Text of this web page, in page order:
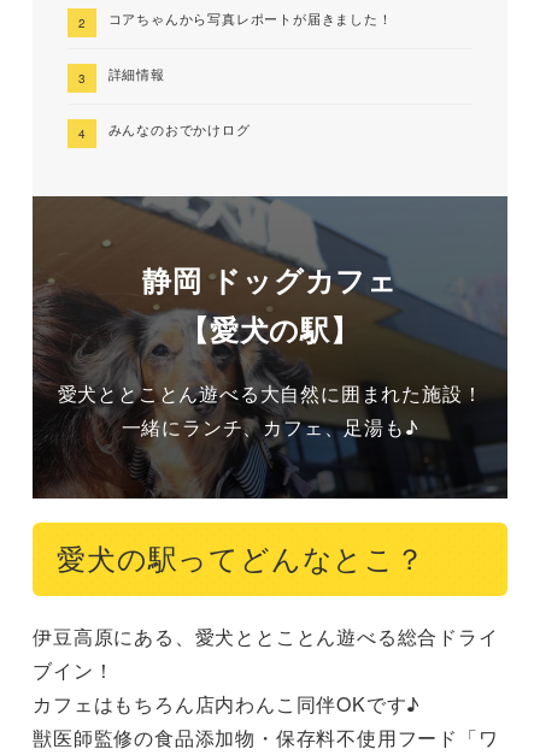
コアちゃんから写真レポートが届きました！
詳細情報
みんなのおでかけログ
静岡 ドッグカフェ
【愛犬の駅】
愛犬ととことん遊べる大自然に囲まれた施設！
一緒にランチ、カフェ、足湯も♪
愛犬の駅ってどんなとこ？
伊豆高原にある、愛犬ととことん遊べる総合ドライ
ブイン！
カフェはもちろん店内わんこ同伴OKです♪
獣医師監修の食品添加物・保存料不使用フード「ワ